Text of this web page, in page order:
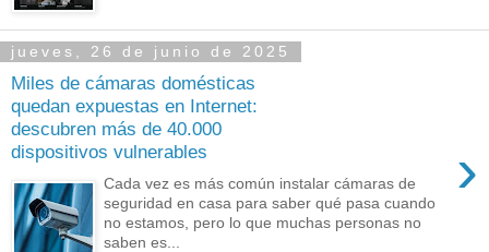
jueves, 26 de junio de 2025
Miles de cámaras domésticas
quedan expuestas en Internet:
descubren más de 40.000
dispositivos vulnerables
›
Cada vez es más común instalar cámaras de
seguridad en casa para saber qué pasa cuando
no estamos, pero lo que muchas personas no
saben es...